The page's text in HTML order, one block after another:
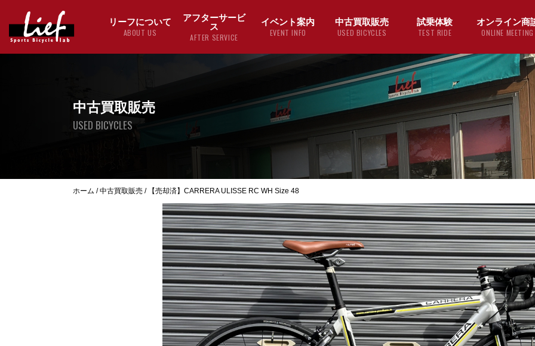
リーフについて
ABOUT US
アフターサービ
ス
AFTER SERVICE
イベント案内
EVENT INFO
中古買取販売
USED BICYCLES
試乗体験
TEST RIDE
オンライン商
ONLINE MEETING
中古買取販売
USED BICYCLES
ホーム /中古買取販売 / 【売却済】CARRERA ULISSE RC WH Size 48